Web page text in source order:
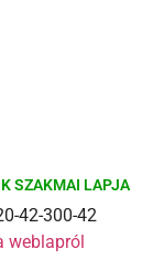
SZAKMAI LAPJA
42-300-42
weblapról